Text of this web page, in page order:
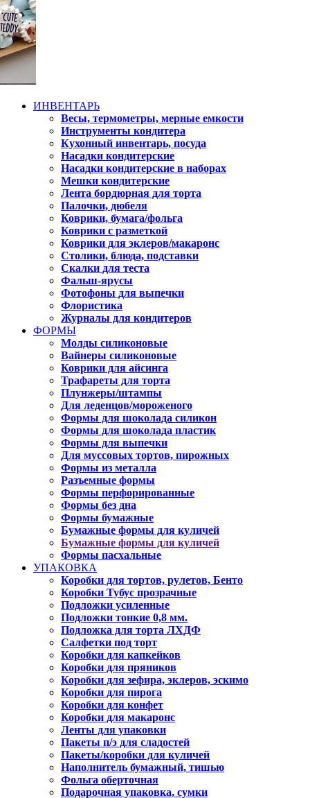
ИНВЕНТАРЬ
Весы, термометры, мерные емкости
Инструменты кондитера
Кухонный инвентарь, посуда
Насадки кондитерские
Насадки кондитерские в наборах
Мешки кондитерские
Лента бордюрная для торта
Палочки, дюбеля
Коврики, бумага/фольга
Коврики с разметкой
Коврики для эклеров/макаронс
Столики, блюда, подставки
Скалки для теста
Фальш-ярусы
Фотофоны для выпечки
Флористика
Журналы для кондитеров
ФОРМЫ
Молды силиконовые
Вайнеры силиконовые
Коврики для айсинга
Трафареты для торта
Плунжеры/штампы
Для леденцов/мороженого
Формы для шоколада силикон
Формы для шоколада пластик
Формы для выпечки
Для муссовых тортов, пирожных
Формы из металла
Разъемные формы
Формы перфорированные
Формы без дна
Формы бумажные
Бумажные формы для куличей
Бумажные формы для куличей
Формы пасхальные
УПАКОВКА
Коробки для тортов, рулетов, Бенто
Коробки Тубус прозрачные
Подложки усиленные
Подложки тонкие 0,8 мм.
Подложка для торта ЛХДФ
Салфетки под торт
Коробки для капкейков
Коробки для пряников
Коробки для зефира, эклеров, эскимо
Коробки для пирога
Коробки для конфет
Коробки для макаронс
Ленты для упаковки
Пакеты п/э для сладостей
Пакеты/коробки для куличей
Наполнитель бумажный, тишью
Фольга оберточная
Подарочная упаковка, сумки